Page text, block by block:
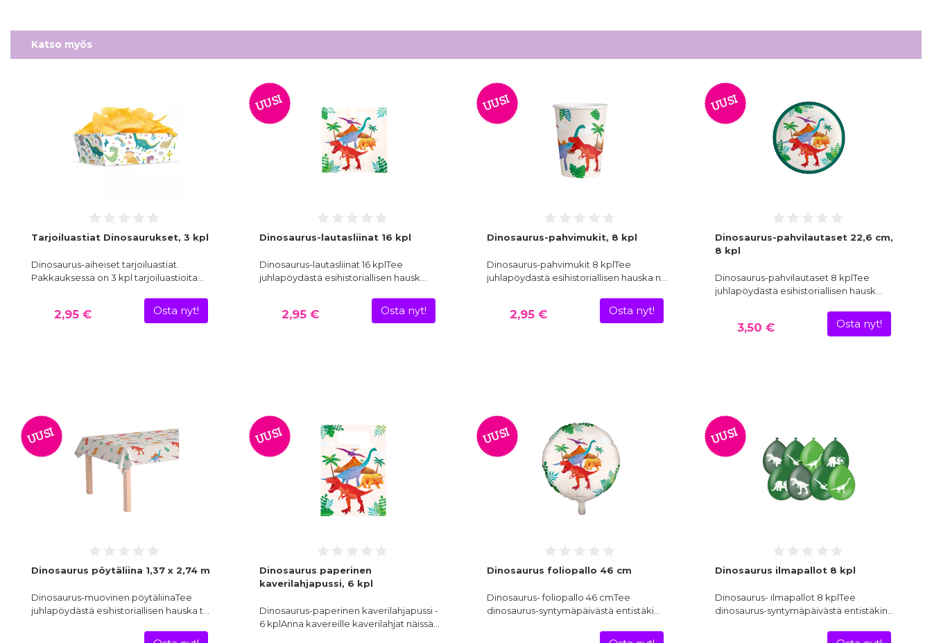
Katso myös
Tarjoiluastiat Dinosaurukset, 3 kpl
Dinosaurus-aiheiset tarjoiluastiat.
Pakkauksessa on 3 kpl tarjoiluastioita…
2,95 € Osta nyt!
UUSI
Dinosaurus-lautasliinat 16 kpl
Dinosaurus-lautasliinat 16 kplTee
juhlapöydästä esihistoriallisen hausk…
2,95 € Osta nyt!
UUSI
Dinosaurus-pahvimukit, 8 kpl
Dinosaurus-pahvimukit 8 kplTee
juhlapöydästä esihistoriallisen hauska n…
2,95 € Osta nyt!
UUSI
Dinosaurus-pahvilautaset 22,6 cm,
8 kpl
Dinosaurus-pahvilautaset 8 kplTee
juhlapöydästä esihistoriallisen hausk…
3,50 € Osta nyt!
UUSI
Dinosaurus pöytäliina 1,37 x 2,74 m
Dinosaurus-muovinen pöytäliinaTee
juhlapöydästä esihistoriallisen hauska t…
UUSI
Dinosaurus paperinen
kaverilahjapussi, 6 kpl
Dinosaurus-paperinen kaverilahjapussi -
6 kplAnna kavereille kaverilahjat näissä…
UUSI
Dinosaurus foliopallo 46 cm
Dinosaurus- foliopallo 46 cmTee
dinosaurus-syntymäpäivästä entistäki…
UUSI
Dinosaurus ilmapallot 8 kpl
Dinosaurus- ilmapallot 8 kplTee
dinosaurus-syntymäpäivästä entistäkin…